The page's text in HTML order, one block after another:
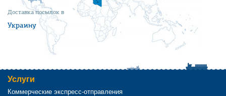
Доставка посылок в
Украину
Услуги
Коммерческие экспресс-отправления